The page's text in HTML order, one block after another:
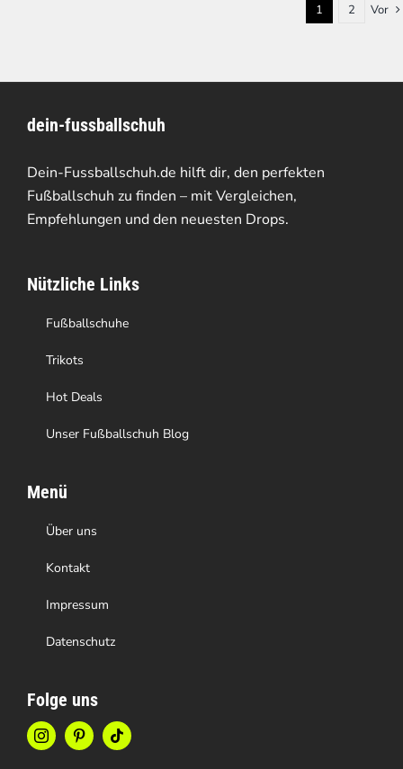
1 2 Vor
dein-fussballschuh
Dein-Fussballschuh.de hilft dir, den perfekten
Fußballschuh zu finden – mit Vergleichen,
Empfehlungen und den neuesten Drops.
Nützliche Links
Fußballschuhe
Trikots
Hot Deals
Unser Fußballschuh Blog
Menü
Über uns
Kontakt
Impressum
Datenschutz
Folge uns